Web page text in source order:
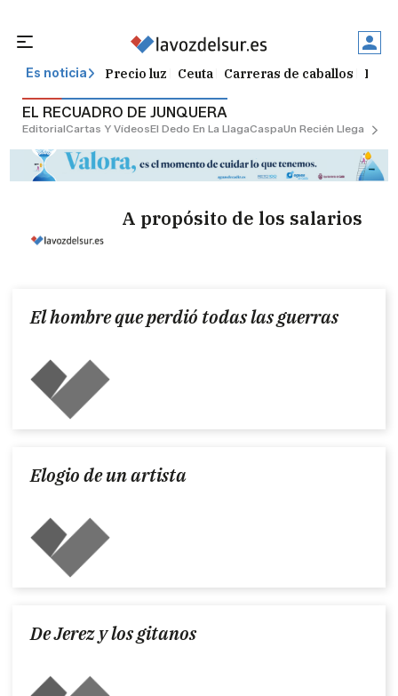
Es noticia Precio luz Ceuta Carreras de caballos
EL RECUADRO DE JUNQUERA
EditorialCartas Y VídeosEl Dedo En La LlagaCaspaUn Recién Llegado
A propósito de los salarios
El hombre que perdió todas las guerras
Elogio de un artista
De Jerez y los gitanos